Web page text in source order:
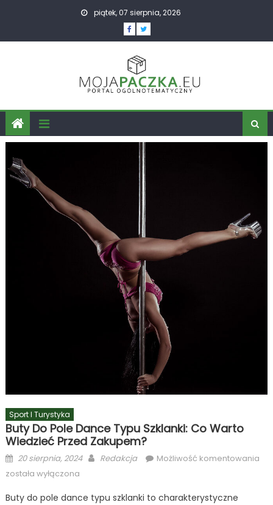
piątek, 07 sierpnia, 2026
Sport I Turystyka
Buty Do Pole Dance Typu Szklanki: Co Warto
Wiedzieć Przed Zakupem?
Posted
on
20 sierpnia, 2024 Author
Redakcja Możliwość komentowania
została wyłączona
Buty do pole dance typu szklanki to charakterystyczne